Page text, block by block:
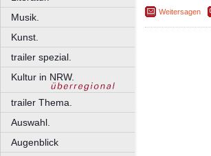
Musik.
Kunst.
trailer spezial.
Kultur in NRW.
trailer Thema.
Auswahl.
Augenblick
Weitersagen